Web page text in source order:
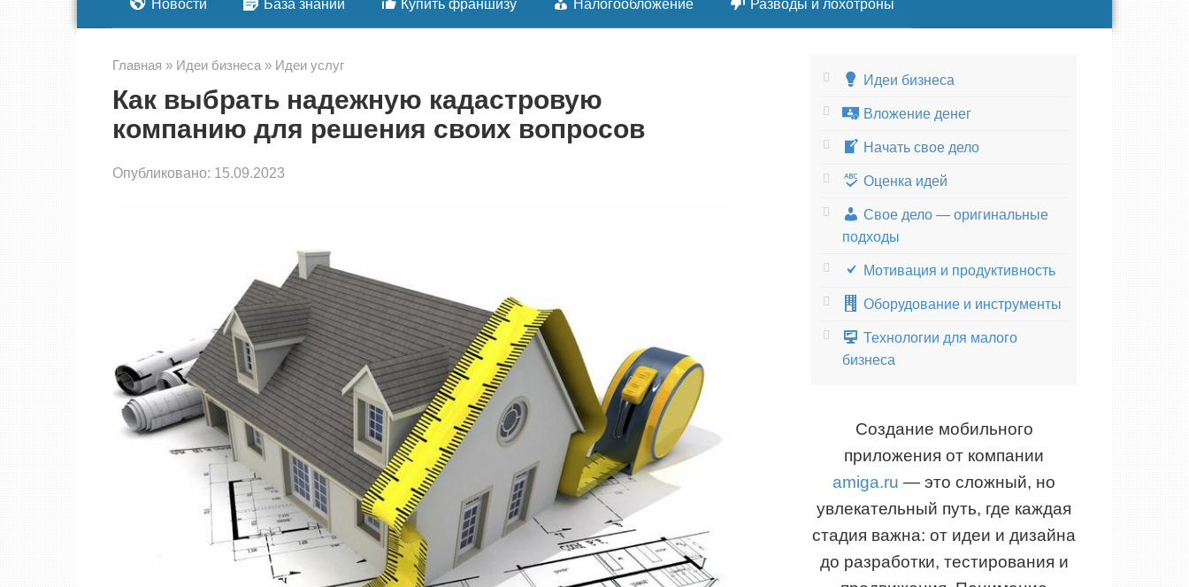
Новости База знаний Купить франшизу Налогообложение Разводы и лохотроны
Главная » Идеи бизнеса » Идеи услуг
Как выбрать надежную кадастровую
компанию для решения своих вопросов
Опубликовано: 15.09.2023
Идеи бизнеса
Вложение денег
Начать свое дело
Оценка идей
Свое дело — оригинальные
подходы
Мотивация и продуктивность
Оборудование и инструменты
Технологии для малого
бизнеса
Создание мобильного
приложения от компании
amiga.ru — это сложный, но
увлекательный путь, где каждая
стадия важна: от идеи и дизайна
до разработки, тестирования и